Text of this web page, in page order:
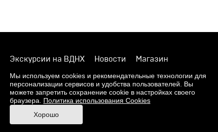
Экскурсии на ВДНХ Новости
Магазин
О музее
Фонды
Виртуальный музей
Издания
Пресс-центр
Контакты
Правила посещения Музея
Ответы на частые вопросы
Мы используем cookies и рекомендательные технологии для
персонализации сервисов и удобства пользователей. Вы
можете запретить сохранение cookie в настройках своего
браузера. Политика использования Cookies
Хорошо